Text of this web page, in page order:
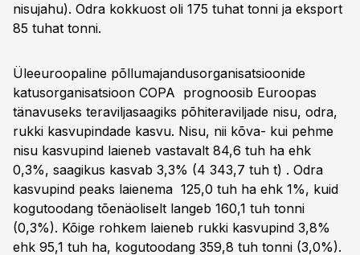
nisujahu). Odra kokkuost oli 175 tuhat tonni ja eksport
85 tuhat tonni.
Üleeuroopaline põllumajandusorganisatsioonide
katusorganisatsioon COPA prognoosib Euroopas
tänavuseks teraviljasaagiks põhiteraviljade nisu, odra,
rukki kasvupindade kasvu. Nisu, nii kõva- kui pehme
nisu kasvupind laieneb vastavalt 84,6 tuh ha ehk
0,3%, saagikus kasvab 3,3% (4 343,7 tuh t) . Odra
kasvupind peaks laienema 125,0 tuh ha ehk 1%, kuid
kogutoodang tõenäoliselt langeb 160,1 tuh tonni
(0,3%). Kõige rohkem laieneb rukki kasvupind 3,8%
ehk 95,1 tuh ha, kogutoodang 359,8 tuh tonni (3,0%).